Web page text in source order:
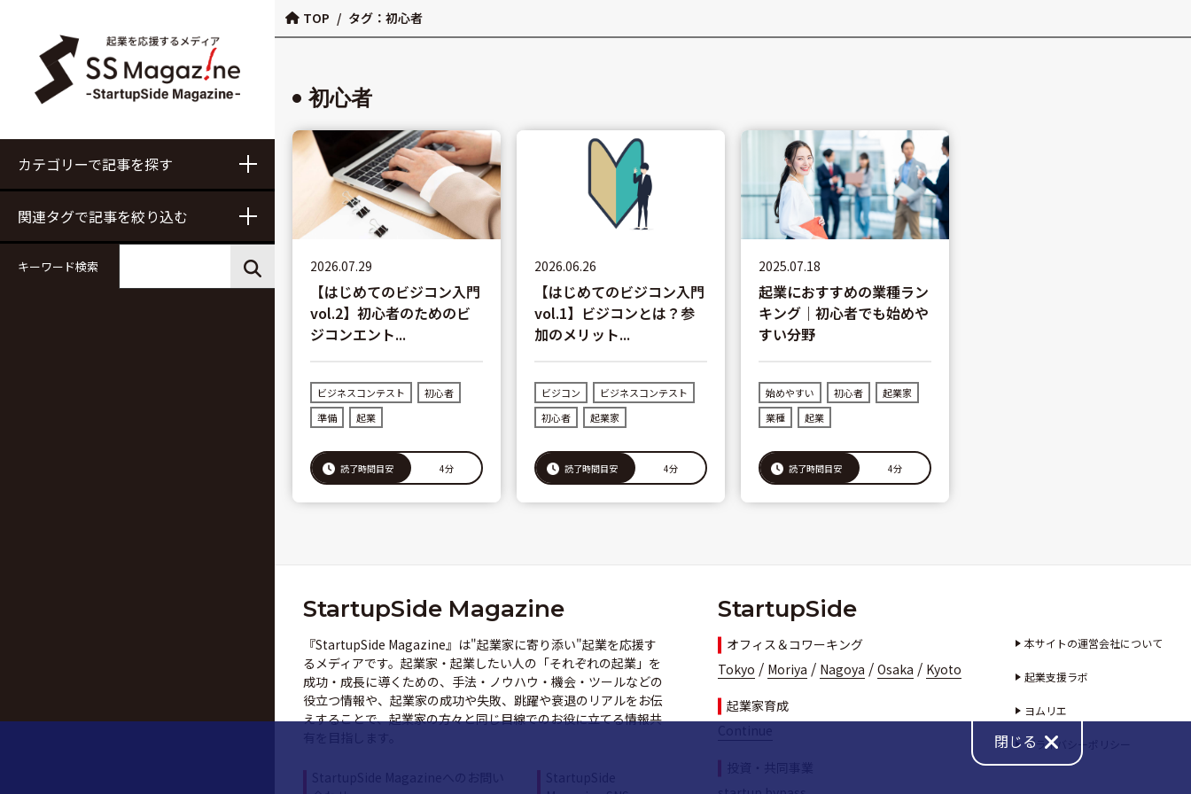
カテゴリーで記事を探す
関連タグで記事を絞り込む
キーワード検索
TOP / タグ：初心者
初心者
2026.07.29
【はじめてのビジコン入門
vol.2】初心者のためのビ
ジコンエント...
ビジネスコンテスト
初心者
準備
起業
読了時間目安 4分
2026.06.26
【はじめてのビジコン入門
vol.1】ビジコンとは？参
加のメリット...
ビジコン
ビジネスコンテスト
初心者
起業家
読了時間目安 4分
2025.07.18
起業におすすめの業種ラン
キング｜初心者でも始めや
すい分野
始めやすい 初心者
起業家
業種
起業
読了時間目安 4分
StartupSide Magazine
『StartupSide Magazine』は"起業家に寄り添い"起業を応援す
るメディアです。起業家・起業したい人の「それぞれの起業」を
成功・成長に導くための、手法・ノウハウ・機会・ツールなどの
役立つ情報や、起業家の成功や失敗、跳躍や衰退のリアルをお伝
えすることで、起業家の方々と同じ目線でのお役に立てる情報共
StartupSide
オフィス＆コワーキング
Tokyo / Moriya / Nagoya / Osaka / Kyoto
起業家育成
本サイトの運営会社について
起業支援ラボ
ヨムリエ
プライバシーポリシー
閉じる